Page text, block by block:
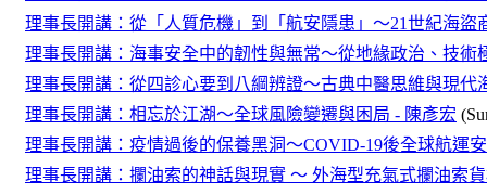
理事長開講：從「人質危機」到「航安隱患」～21世紀海盜
理事長開講：海事安全中的韌性與無常～從地緣政治、技術
理事長開講：從四診心要到八綱辨證～古典中醫思維與現代
理事長開講：相忘於江湖～全球風險變遷與困局 - 陳彥宏
理事長開講：疫情過後的保養黑洞～COVID-19後全球航運
理事長開講：攔油索的神話與現實 ～ 外海型充氣式攔油索